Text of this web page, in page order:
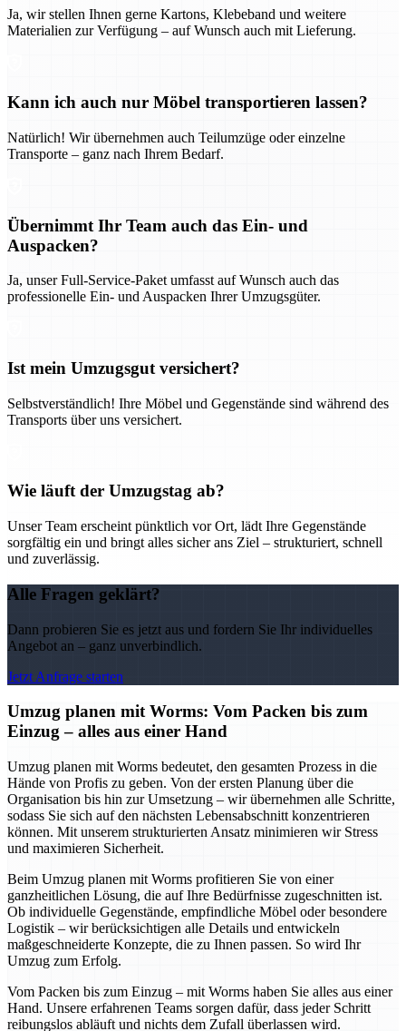
Ja, wir stellen Ihnen gerne Kartons, Klebeband und weitere
Materialien zur Verfügung – auf Wunsch auch mit Lieferung.
Kann ich auch nur Möbel transportieren lassen?
Natürlich! Wir übernehmen auch Teilumzüge oder einzelne
Transporte – ganz nach Ihrem Bedarf.
Übernimmt Ihr Team auch das Ein- und
Auspacken?
Ja, unser Full-Service-Paket umfasst auf Wunsch auch das
professionelle Ein- und Auspacken Ihrer Umzugsgüter.
Ist mein Umzugsgut versichert?
Selbstverständlich! Ihre Möbel und Gegenstände sind während des
Transports über uns versichert.
Wie läuft der Umzugstag ab?
Unser Team erscheint pünktlich vor Ort, lädt Ihre Gegenstände
sorgfältig ein und bringt alles sicher ans Ziel – strukturiert, schnell
und zuverlässig.
Alle Fragen geklärt?
Dann probieren Sie es jetzt aus und fordern Sie Ihr individuelles
Angebot an – ganz unverbindlich.
Jetzt Anfrage starten
Umzug planen mit Worms: Vom Packen bis zum
Einzug – alles aus einer Hand
Umzug planen mit Worms bedeutet, den gesamten Prozess in die
Hände von Profis zu geben. Von der ersten Planung über die
Organisation bis hin zur Umsetzung – wir übernehmen alle Schritte,
sodass Sie sich auf den nächsten Lebensabschnitt konzentrieren
können. Mit unserem strukturierten Ansatz minimieren wir Stress
und maximieren Sicherheit.
Beim Umzug planen mit Worms profitieren Sie von einer
ganzheitlichen Lösung, die auf Ihre Bedürfnisse zugeschnitten ist.
Ob individuelle Gegenstände, empfindliche Möbel oder besondere
Logistik – wir berücksichtigen alle Details und entwickeln
maßgeschneiderte Konzepte, die zu Ihnen passen. So wird Ihr
Umzug zum Erfolg.
Vom Packen bis zum Einzug – mit Worms haben Sie alles aus einer
Hand. Unsere erfahrenen Teams sorgen dafür, dass jeder Schritt
reibungslos abläuft und nichts dem Zufall überlassen wird.